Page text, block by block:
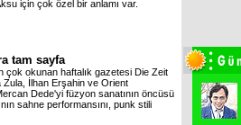
için çok özel bir anlamı var.
tam sayfa
çok okunan haftalık gazetesi Die Zeit
İlhan Erşahin ve Orient
Dede'yi füzyon sanatının öncüsü
sahne performansını, punk stili